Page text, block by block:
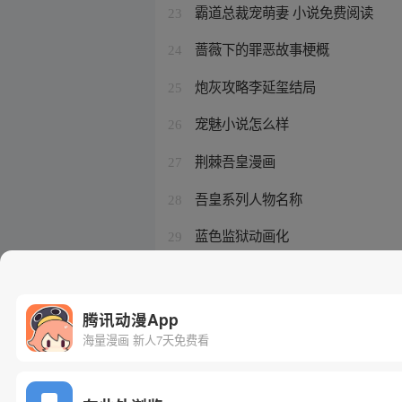
23 霸道总裁宠萌妻 小说免费阅读
24 蔷薇下的罪恶故事梗概
25 炮灰攻略李延玺结局
26 宠魅小说怎么样
27 荆棘吾皇漫画
28 吾皇系列人物名称
29 蓝色监狱动画化
腾讯动漫App
海量漫画 新人7天免费看